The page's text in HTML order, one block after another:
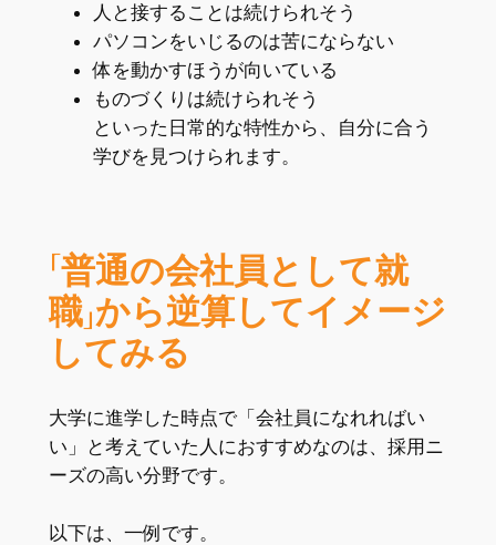
人と接することは続けられそう
パソコンをいじるのは苦にならない
体を動かすほうが向いている
ものづくりは続けられそう
といった日常的な特性から、自分に合う
学びを見つけられます。
「普通の会社員として就
職」から逆算してイメージ
してみる
大学に進学した時点で「会社員になれればい
い」と考えていた人におすすめなのは、採用ニ
ーズの高い分野です。
以下は、一例です。